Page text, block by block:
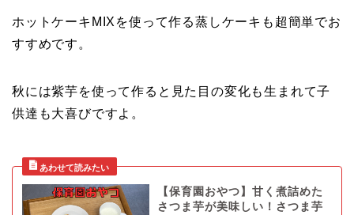
ホットケーキMIXを使って作る蒸しケーキも超簡単でお
すすめです。
秋には紫芋を使って作ると見た目の変化も生まれて子
供達も大喜びですよ。
【保育園おやつ】甘く煮詰めた
さつま芋が美味しい！さつま芋